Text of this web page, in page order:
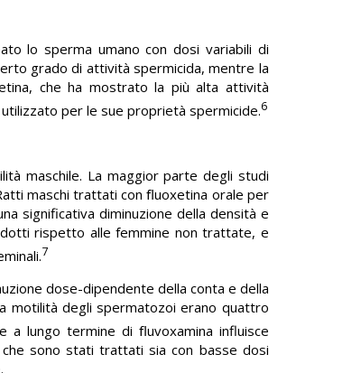
lo sperma umano con dosi variabili di
grado di attività spermicida, mentre la
che ha mostrato la più alta attività
per le sue proprietà spermicide.6
maschile. La maggior parte degli studi
maschi trattati con ﬂuoxetina orale per
significativa diminuzione della densità e
rispetto alle femmine non trattate, e
7
dose-dipendente della conta e della
motilità degli spermatozoi erano quattro
lungo termine di ﬂuvoxamina influisce
sono stati trattati sia con basse dosi